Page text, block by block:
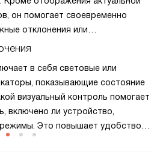
он помогает своевременно
отклонения или
более удобным.
повышает безопасность
в себя световые или
показывающие состояние
визуальный контроль помогает
включено ли устройство,
Это повышает удобство